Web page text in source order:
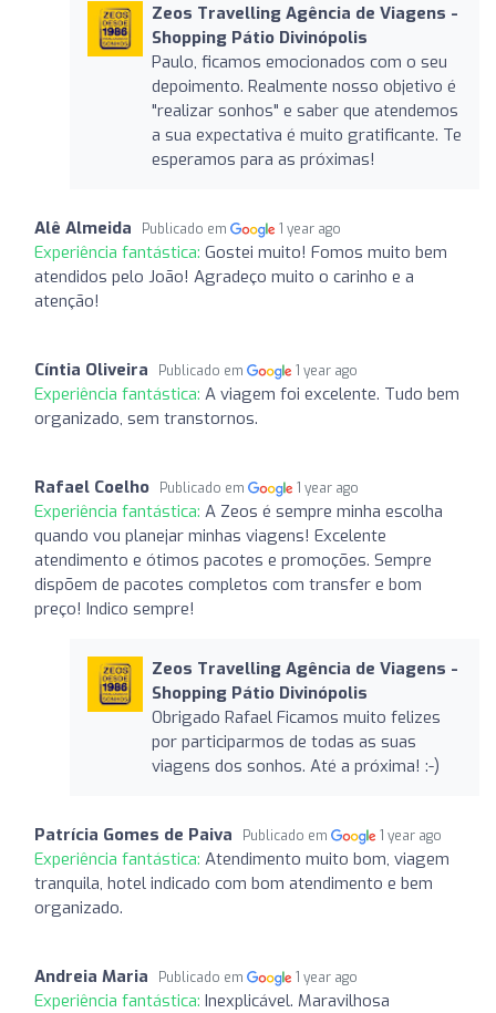
Zeos Travelling Agência de Viagens -
Shopping Pátio Divinópolis
Paulo, ficamos emocionados com o seu
depoimento. Realmente nosso objetivo é
"realizar sonhos" e saber que atendemos
a sua expectativa é muito gratificante. Te
esperamos para as próximas!
Alê Almeida Publicado em 1 year ago
Experiência fantástica: Gostei muito! Fomos muito bem
atendidos pelo João! Agradeço muito o carinho e a
atenção!
Cíntia Oliveira Publicado em 1 year ago
Experiência fantástica: A viagem foi excelente. Tudo bem
organizado, sem transtornos.
Rafael Coelho Publicado em 1 year ago
Experiência fantástica: A Zeos é sempre minha escolha
quando vou planejar minhas viagens! Excelente
atendimento e ótimos pacotes e promoções. Sempre
dispõem de pacotes completos com transfer e bom
preço! Indico sempre!
Zeos Travelling Agência de Viagens -
Shopping Pátio Divinópolis
Obrigado Rafael Ficamos muito felizes
por participarmos de todas as suas
viagens dos sonhos. Até a próxima! :-)
Patrícia Gomes de Paiva Publicado em 1 year ago
Experiência fantástica: Atendimento muito bom, viagem
tranquila, hotel indicado com bom atendimento e bem
organizado.
Andreia Maria Publicado em 1 year ago
Experiência fantástica: Inexplicável. Maravilhosa